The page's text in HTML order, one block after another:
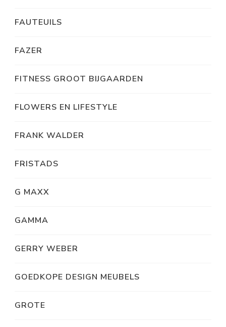
FAUTEUILS
FAZER
FITNESS GROOT BIJGAARDEN
FLOWERS EN LIFESTYLE
FRANK WALDER
FRISTADS
G MAXX
GAMMA
GERRY WEBER
GOEDKOPE DESIGN MEUBELS
GROTE